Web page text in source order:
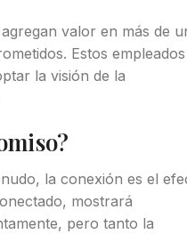
valor en más de
Estos
la visión de la
la conexión es el
mostrará
pero tanto la